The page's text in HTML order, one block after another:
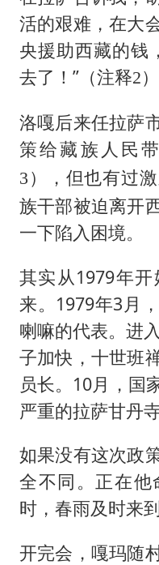
活的艰难，在大
央援助西藏的钱
去了！”（注释2）
洛嘎后来任拉萨
策给藏族人民
3）
，但也有过
族干部被迫离开
一下陷入困境。
其实从1979年
来。1979年3月
喇嘛的代表。进
子加快，十世班
员长。10月，国
严重的拉萨甘丹
如果没有这次政
全不同。正在
时，春雨及时来到
开完会，嘎玛随